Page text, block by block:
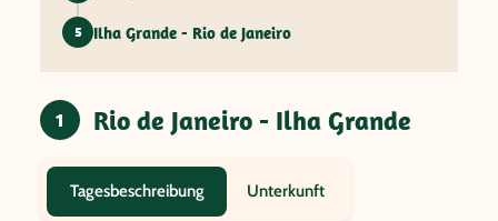
5 Ilha Grande - Rio de Janeiro
1 Rio de Janeiro - Ilha Grande
Tagesbeschreibung Unterkunft